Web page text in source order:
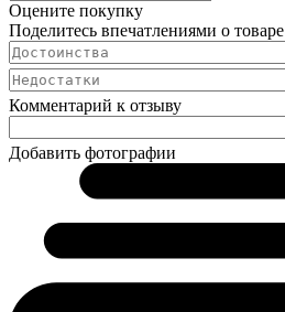
Оцените покупку
Поделитесь впечатлениями о товаре
Комментарий к отзыву
Добавить фотографии